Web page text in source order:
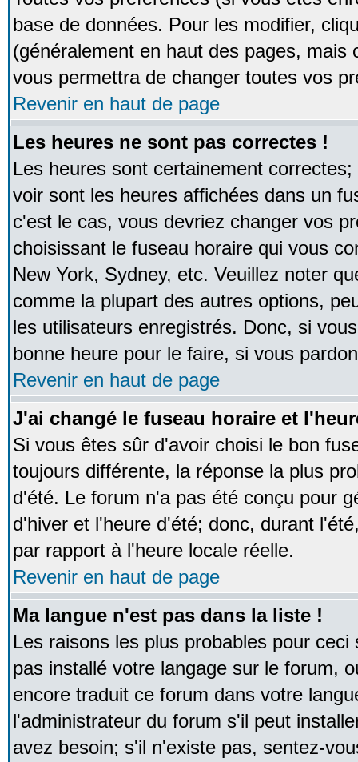
base de données. Pour les modifier,
(généralement en haut des pages,
vous permettra de changer toutes vos
Revenir en haut de page
Les heures ne sont pas correctes !
Les heures sont certainement
voir sont les heures affichées dans un
c'est le cas, vous devriez changer vos
choisissant le fuseau horaire qui vous
New York, Sydney, etc. Veuillez noter
comme la plupart des autres options,
les utilisateurs enregistrés. Donc, si
bonne heure pour le faire, si vous
Revenir en haut de page
J'ai changé le fuseau horaire et
Si vous êtes sûr d'avoir choisi le bon
toujours différente, la réponse la plus
d'été. Le forum n'a pas été conçu pour
d'hiver et l'heure d'été; donc, durant
par rapport à l'heure locale réelle.
Revenir en haut de page
Ma langue n'est pas dans la liste !
Les raisons les plus probables pour
pas installé votre langage sur le forum,
encore traduit ce forum dans votre
l'administrateur du forum s'il peut
avez besoin; s'il n'existe pas, sentez-